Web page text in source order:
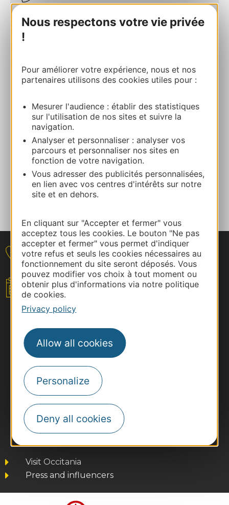
Nous respectons votre vie privée
!
Pour améliorer votre expérience, nous et nos
partenaires utilisons des cookies utiles pour :
Mesurer l'audience : établir des statistiques
sur l'utilisation de nos sites et suivre la
navigation.
Analyser et personnaliser : analyser vos
parcours et personnaliser nos sites en
fonction de votre navigation.
Vous adresser des publicités personnalisées,
en lien avec vos centres d'intérêts sur notre
site et en dehors.
En cliquant sur "Accepter et fermer" vous
acceptez tous les cookies. Le bouton "Ne pas
accepter et fermer" vous permet d'indiquer
votre refus et seuls les cookies nécessaires au
fonctionnement du site seront déposés. Vous
pouvez modifier vos choix à tout moment ou
obtenir plus d'informations via notre politique
de cookies.
Privacy policy
Allow all cookies
Personalize
Deny all cookies
E-mail
Isabelle HUSSER
E-mail
ADD TO FAVORITES
Tell us about your event
Contact
Your event
Visit Occitania
Press and influencers